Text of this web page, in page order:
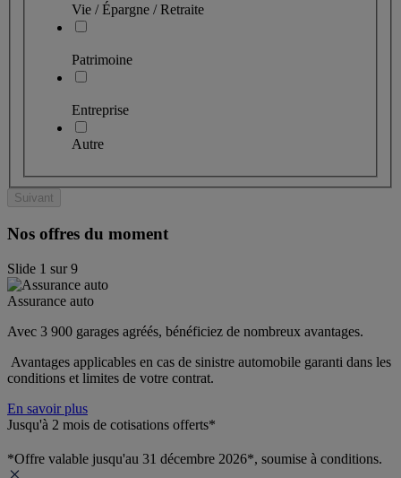
Vie / Épargne / Retraite
Patrimoine
Entreprise
Autre
Suivant
Nos offres du moment
Slide 1 sur9
Assurance auto
Avec 3 900 garages agréés, bénéficiez de nombreux avantages.
Avantages applicables en cas de sinistre automobile garanti dans les
conditions et limites de votre contrat.
En savoir plus
Jusqu'à 2 mois de cotisations offerts*
*Offre valable jusqu'au 31 décembre 2026*, soumise à conditions.